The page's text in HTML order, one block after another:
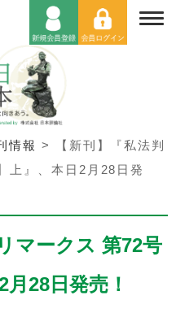
情報 >
【新刊】『私法判
上』、本日2月28日発
マークス 第72号
月28日発売！